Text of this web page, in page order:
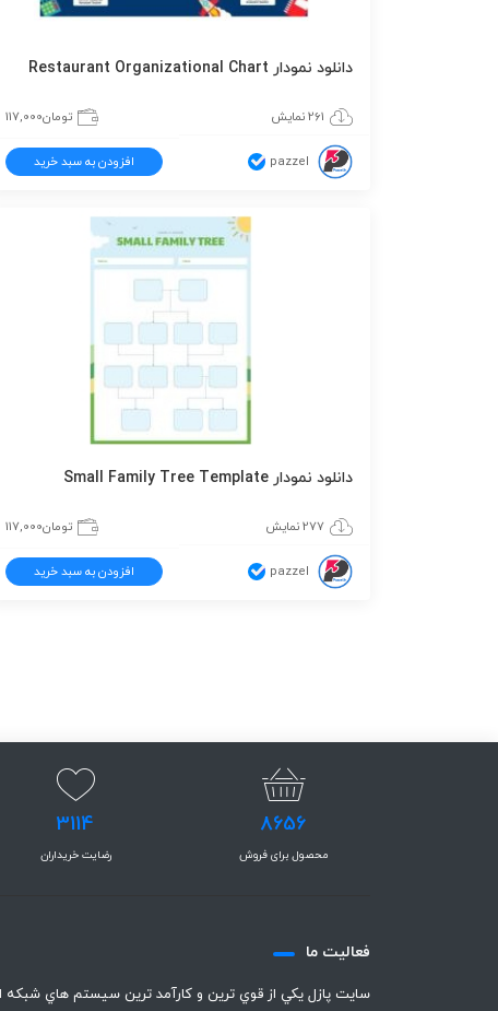
دانلود نمودار Restaurant Organizational Chart
261 نمایش تومان117,000
pazzel افزودن به سبد خرید
دانلود نمودار Small Family Tree Template
277 نمایش تومان117,000
pazzel افزودن به سبد خرید
8656
محصول برای فروش
3114
رضایت خریداران
فعاليت ما
سايت پازل يكي از قوي ترين و كارآمد ترين سيستم هاي شبكه